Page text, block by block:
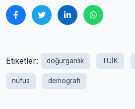
Etiketler: doğurganlık TÜİK
nüfus demografi